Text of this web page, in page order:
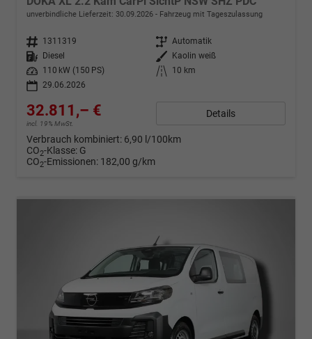
unverbindliche Lieferzeit: 30.09.2026 Fahrzeug mit Tageszulassung
Fahrzeugnr. 1311319 Getriebe Automatik
Kraftstoff
Diesel Außenfarbe
Kaolin weiß
Leistung
110 kW (150 PS) Kilometerstand
10 km
29.06.2026
32.811,– €
incl. 19% MwSt.
Details
Verbrauch kombiniert: 6,90 l/100km
CO2-Klasse: G
CO2-Emissionen: 182,00 g/km